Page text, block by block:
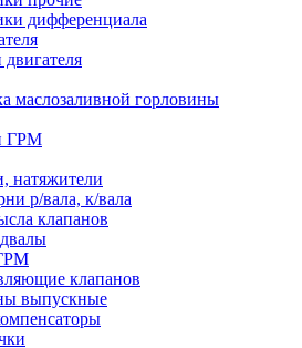
дифференциала
двигателя
маслозаливной горловины
ГРМ
натяжители
р/вала, к/вала
клапанов
клапанов
выпускные